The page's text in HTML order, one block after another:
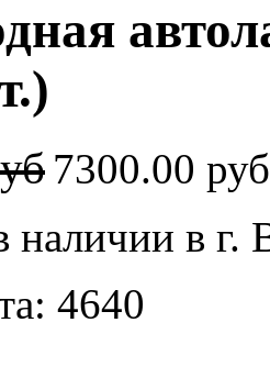
7300.00
наличии в г.
4640